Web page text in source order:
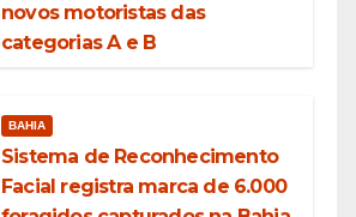
novos motoristas das
categorias A e B
BAHIA
Sistema de Reconhecimento
Facial registra marca de 6.000